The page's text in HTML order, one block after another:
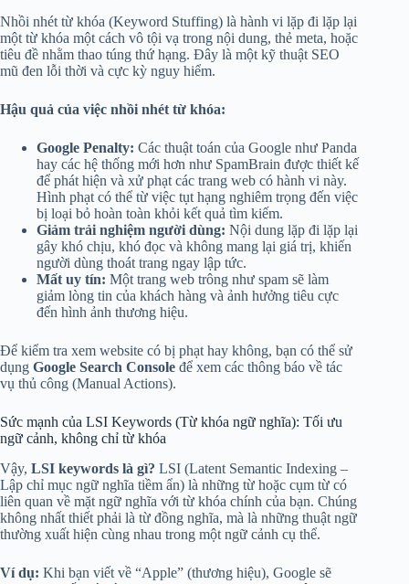
Nhồi nhét từ khóa (Keyword Stuffing) là hành vi lặp đi lặp lại
một từ khóa một cách vô tội vạ trong nội dung, thẻ meta, hoặc
tiêu đề nhằm thao túng thứ hạng. Đây là một kỹ thuật SEO
mũ đen lỗi thời và cực kỳ nguy hiểm.
Hậu quả của việc nhồi nhét từ khóa:
Google Penalty: Các thuật toán của Google như Panda
hay các hệ thống mới hơn như SpamBrain được thiết kế
để phát hiện và xử phạt các trang web có hành vi này.
Hình phạt có thể từ việc tụt hạng nghiêm trọng đến việc
bị loại bỏ hoàn toàn khỏi kết quả tìm kiếm.
Giảm trải nghiệm người dùng: Nội dung lặp đi lặp lại
gây khó chịu, khó đọc và không mang lại giá trị, khiến
người dùng thoát trang ngay lập tức.
Mất uy tín: Một trang web trông như spam sẽ làm
giảm lòng tin của khách hàng và ảnh hưởng tiêu cực
đến hình ảnh thương hiệu.
Để kiểm tra xem website có bị phạt hay không, bạn có thể sử
dụng Google Search Console để xem các thông báo về tác
vụ thủ công (Manual Actions).
Sức mạnh của LSI Keywords (Từ khóa ngữ nghĩa): Tối ưu
ngữ cảnh, không chỉ từ khóa
Vậy, LSI keywords là gì? LSI (Latent Semantic Indexing –
Lập chỉ mục ngữ nghĩa tiềm ẩn) là những từ hoặc cụm từ có
liên quan về mặt ngữ nghĩa với từ khóa chính của bạn. Chúng
không nhất thiết phải là từ đồng nghĩa, mà là những thuật ngữ
thường xuất hiện cùng nhau trong một ngữ cảnh cụ thể.
Ví dụ: Khi bạn viết về “Apple” (thương hiệu), Google sẽ